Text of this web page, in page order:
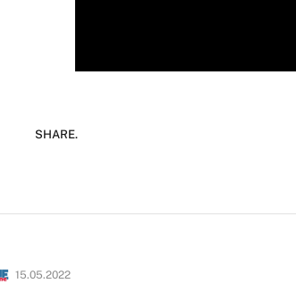
SHARE.
15.05.2022